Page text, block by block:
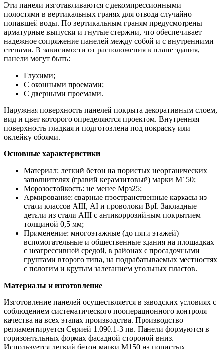
Эти панели изготавливаются с декомпрессионными
полостями в вертикальных гранях для отвода случайно
попавшей воды. По вертикальным граням предусмотрены
арматурные выпуски и гнутые стержни, что обеспечивает
надежное сопряжение панелей между собой и с внутренними
стенами. В зависимости от расположения в плане здания,
панели могут быть:
Глухими;
С оконными проемами;
С дверными проемами.
Наружная поверхность панелей покрыта декоративным слоем,
вид и цвет которого определяются проектом. Внутренняя
поверхность гладкая и подготовлена под покраску или
оклейку обоями.
Основные характеристики
Материал: легкий бетон на пористых неорганических
заполнителях (гравий керамзитовый) марки М150;
Морозостойкость: не менее Мрз25;
Армирование: сварные пространственные каркасы из
стали классов АIII, АI и проволоки ВрI. Закладные
детали из стали АIII с антикоррозийным покрытием
толщиной 0,5 мм;
Применение: многоэтажные (до пяти этажей)
вспомогательные и общественные здания на площадках
с неагрессивной средой, в районах с просадочными
грунтами второго типа, на подрабатываемых местностях
с пологим и крутым залеганием угольных пластов.
Материалы и изготовление
Изготовление панелей осуществляется в заводских условиях с
соблюдением систематического пооперационного контроля
качества на всех этапах производства. Производство
регламентируется Серией 1.090.1-3 пв. Панели формуются в
горизонтальных формах фасадной стороной вниз.
Используется легкий бетон марки М150 на пористых